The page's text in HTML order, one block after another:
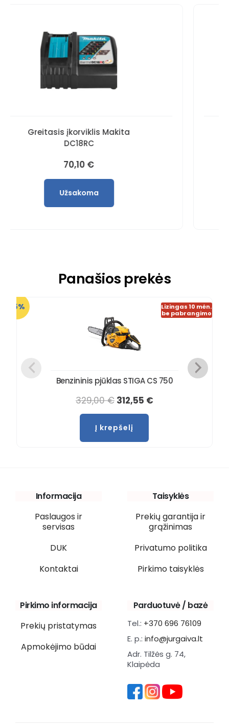
Akumuliatorius 18V, BL1860B
Panašios prekės
-5%
Lizingas 10 mėn.
be pabrangimo
Benzininis pjūklas STIGA CS 750
329,00€ 312,55 €
Į krepšelį
Informacija
Paslaugos ir
servisas
DUK
Kontaktai
Taisyklės
Prekių garantija ir
grąžinimas
Privatumo politika
Pirkimo taisyklės
Pirkimo informacija
Prekių pristatymas
Apmokėjimo būdai
Parduotuvė / bazė
Tel.: +370 696 76109
E. p.: info@jurgaiva.lt
Adr. Tilžės g. 74,
Klaipėda